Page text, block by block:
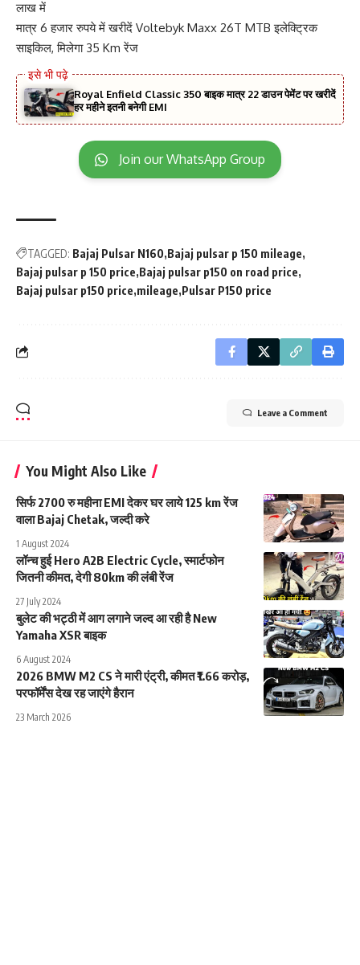
लाख में
मात्र 6 हजार रुपये में खरीदें Voltebyk Maxx 26T MTB इलेक्ट्रिक
साइकिल, मिलेगा 35 Km रेंज
Royal Enfield Classic 350 बाइक मात्र 22 डाउन पेमेंट पर खरीदें
हर महीने इतनी बनेगी EMI
Join our WhatsApp Group
TAGGED: Bajaj Pulsar N160 Bajaj pulsar p 150 mileage
Bajaj pulsar p 150 price Bajaj pulsar p150 on road price
Bajaj pulsar p150 price mileage Pulsar P150 price
Leave a Comment
You Might Also Like
सिर्फ 2700 रु महीना EMI देकर घर लाये 125 km रेंज
वाला Bajaj Chetak, जल्दी करे
1 August 2024
लॉन्च हुई Hero A2B Electric Cycle, स्मार्टफोन
जितनी कीमत, देगी 80km की लंबी रेंज
27 July 2024
बुलेट की भट्ठी में आग लगाने जल्द आ रही है New
Yamaha XSR बाइक
6 August 2024
2026 BMW M2 CS ने मारी एंट्री, कीमत ₹1.66 करोड़,
परफॉर्मेंस देख रह जाएंगे हैरान
23 March 2026